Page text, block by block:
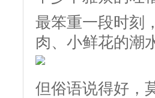
最笨重一段时刻
肉、小鲜花的潮
但俗语说得好，